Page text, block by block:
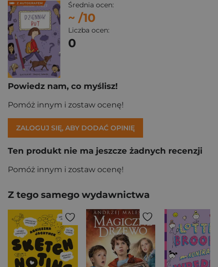
Średnia ocen:
~ /10
Liczba ocen:
0
Powiedz nam, co myślisz!
Pomóż innym i zostaw ocenę!
ZALOGUJ SIĘ, ABY DODAĆ OPINIĘ
Ten produkt nie ma jeszcze żadnych recenzji
Pomóż innym i zostaw ocenę!
Z tego samego wydawnictwa